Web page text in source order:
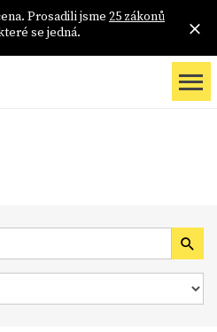
Prosadili jsme 25 zákonů
se jedná.